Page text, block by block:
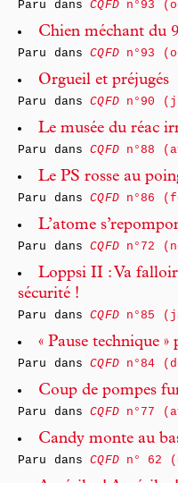
Paru dansCQFDn°93
Chien méchant du
Paru dansCQFDn°93
Orgueil et préjugés
Paru dansCQFDn°90
Le musée du réac
Paru dansCQFDn°88
Le PS rosse au
Paru dansCQFDn°86
L’atome
Paru dansCQFDn°72
Loppsi II : Va falloir
sécurité !
Paru dansCQFDn°85
« Pause technique
Paru dansCQFDn°84
Coup de pompes
Paru dansCQFDn°77
Candy monte au
Paru dansCQFDn° 62